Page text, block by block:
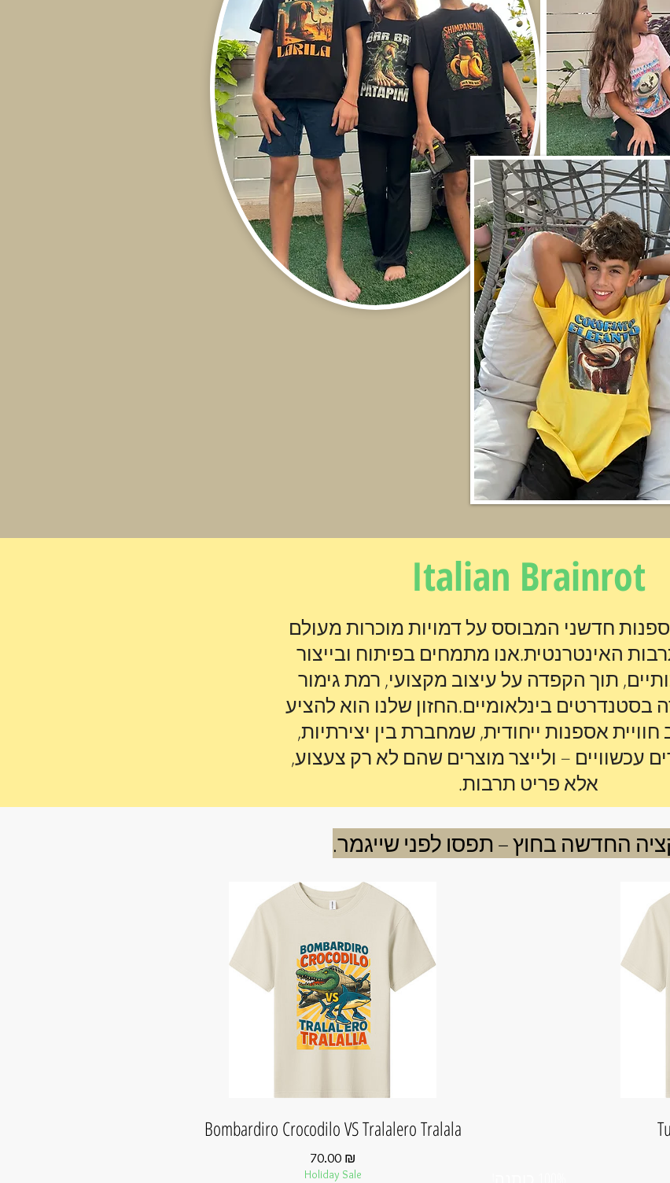
Italian Brainrot
חדשני המבוסס על דמויות מוכרות מעולם
האינטרנטית.אנו מתמחים בפיתוח ובייצור
תוך הקפדה על עיצוב מקצועי, רמת גימור
בסטנדרטים בינלאומיים.החזון שלנו הוא להציע
אספנות ייחודית, שמחברת בין יצירתיות,
עכשוויים – ולייצר מוצרים שהם לא רק צעצוע,
אלא פריט תרבות.
החדשה בחוץ – תפסו לפני שייגמר.
Bombardiro Crocodilo VS Tralalero Tralala
70.00 ₪
Holiday Sale